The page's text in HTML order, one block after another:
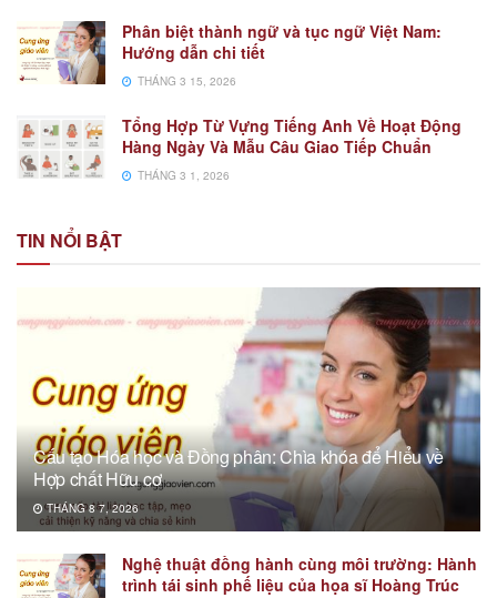
Phân biệt thành ngữ và tục ngữ Việt Nam:
Hướng dẫn chi tiết
THÁNG 3 15, 2026
Tổng Hợp Từ Vựng Tiếng Anh Về Hoạt Động
Hàng Ngày Và Mẫu Câu Giao Tiếp Chuẩn
THÁNG 3 1, 2026
TIN NỔI BẬT
Cấu tạo Hóa học và Đồng phân: Chìa khóa để Hiểu về
Hợp chất Hữu cơ
THÁNG 8 7, 2026
Nghệ thuật đồng hành cùng môi trường: Hành
trình tái sinh phế liệu của họa sĩ Hoàng Trúc